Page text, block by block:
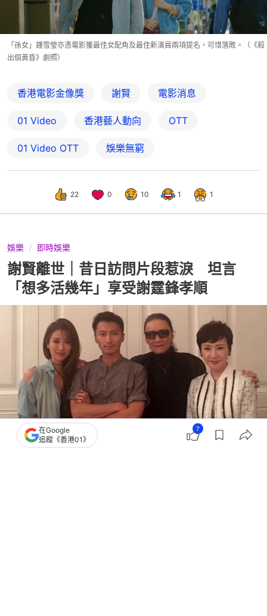
「孫女」鍾雪瑩亦憑電影獲最佳女配角及最佳新演員兩項提名，可惜落敗。（《殺
出個黃昏》劇照）
香港電影金像獎 謝賢 電影消息
01 Video 香港藝人動向 OTT
01‌ ‌Video‌ ‌OTT 娛樂無窮
22 0 10 1 1
娛樂 即時娛樂
謝賢離世｜昔日訪問片段惹淚 坦言
「想多活幾年」享受謝霆鋒孝順
在Google
追蹤《香港01》
7